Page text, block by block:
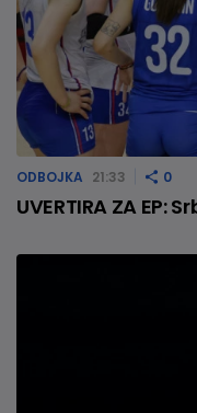
ODBOJKA 21:33 0
UVERTIRA ZA EP: